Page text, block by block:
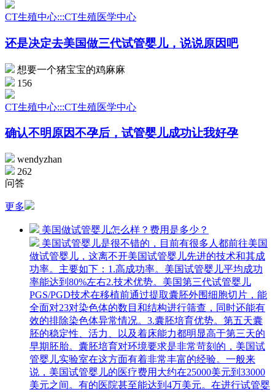
CT生殖中心:::CT生殖医学中心
还是决定去美国做三代试管婴儿，说说原因吧
想要一个猪宝宝的鸡麻麻
156
CT生殖中心:::CT生殖医学中心
确认不明原因不孕后，试管婴儿成功让我好孕
wendyzhan
262
问答
更多
美国做试管婴儿怎么样？费用是多少？
美国试管婴儿是很不错的，目前有很多人都前往美国
做试管婴儿，这离不开美国试管婴儿先进的技术和其成
功率。主要如下：1.高成功率。美国试管婴儿平均成功
率能达到80%左右2.技术优势。美国第三代试管婴儿
PGS/PGD技术在移植前通过提取囊胚外围细胞切片，能
全面对23对染色体的数目和结构进行筛查，同时还能有
效的排除染色体异常情况。3.囊胚培育优势。第五天囊
胚的稳定性、活力、以及着床能力都明显高于第三天的
早期胚胎。囊胚培育对环境要求是非常苛刻的，美国试
管婴儿实验室在这方面有着非常丰富的经验。一般来
说，美国试管婴儿的医疗费用大约在25000美元到33000
美元之间。有的医院甚至能达到4万美元。在进行试管婴